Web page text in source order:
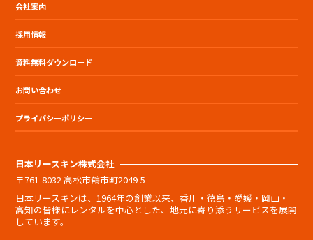
会社案内
採用情報
資料無料ダウンロード
お問い合わせ
プライバシーポリシー
日本リースキン株式会社
〒761-8032 高松市鶴市町2049-5
日本リースキンは、1964年の創業以来、香川・徳島・愛媛・岡山・
高知の皆様にレンタルを中心とした、地元に寄り添うサービスを展開
しています。